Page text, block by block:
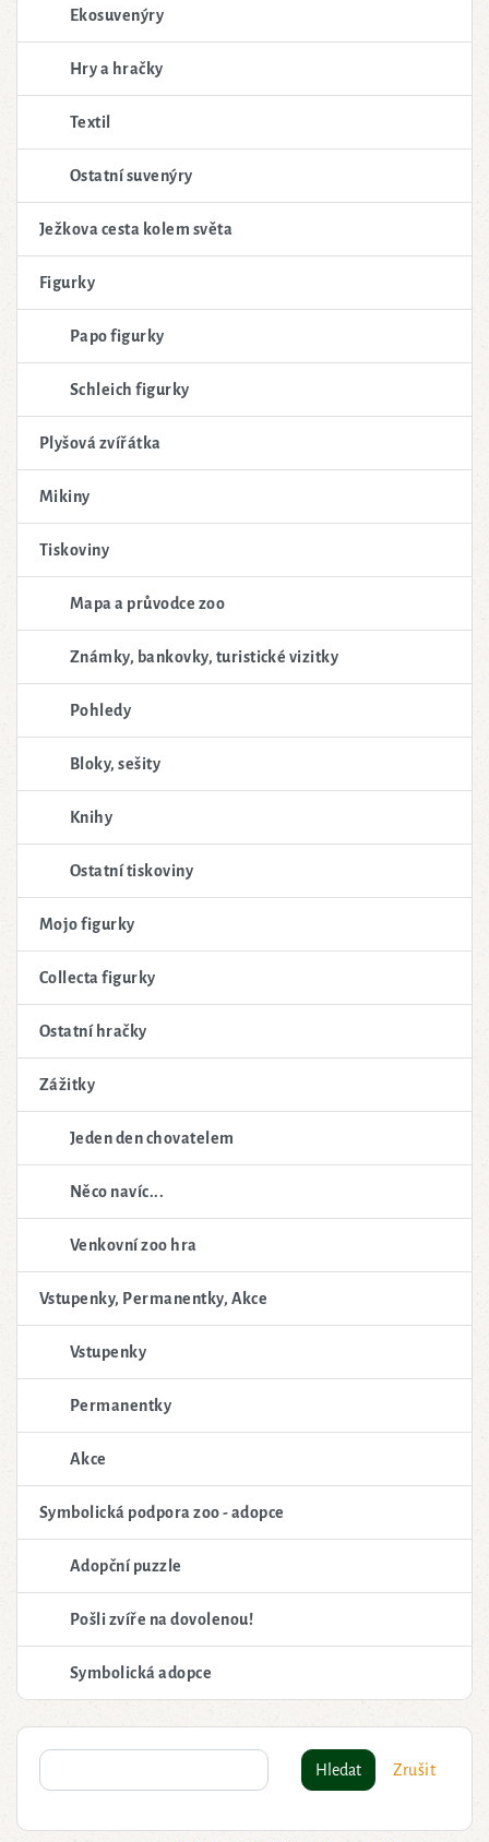
Ekosuvenýry
Hry a hračky
Textil
Ostatní suvenýry
Ježkova cesta kolem světa
Figurky
Papo figurky
Schleich figurky
Plyšová zvířátka
Mikiny
Tiskoviny
Mapa a průvodce zoo
Známky, bankovky, turistické vizitky
Pohledy
Bloky, sešity
Knihy
Ostatní tiskoviny
Mojo figurky
Collecta figurky
Ostatní hračky
Zážitky
Jeden den chovatelem
Něco navíc...
Venkovní zoo hra
Vstupenky, Permanentky, Akce
Vstupenky
Permanentky
Akce
Symbolická podpora zoo - adopce
Adopční puzzle
Pošli zvíře na dovolenou!
Symbolická adopce
Hledat Zrušit